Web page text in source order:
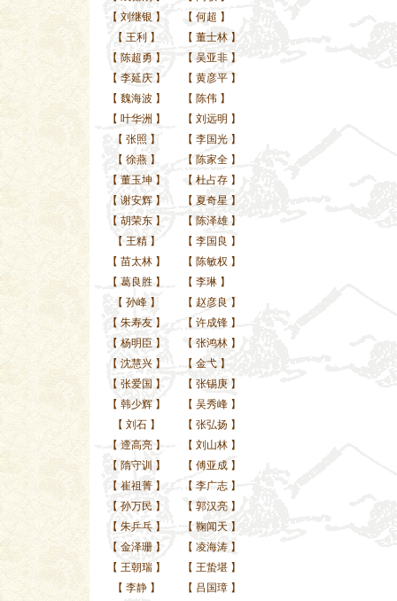
【 刘继银 】 【 何超 】
【 王利 】 【 董士林 】
【 陈超勇 】 【 吴亚非 】
【 李延庆】 【 黄彦平 】
【 魏海波 】 【 陈伟 】
【 叶华洲 】 【 刘远明 】
【 张照 】 【 李国光 】
【 徐燕】 【 陈家全 】
【 董玉坤】 【 杜占存 】
【 谢安辉】 【 夏奇星 】
【 胡荣东】 【 陈泽雄 】
【 王精】 【 李国良 】
【 苗太林】 【 陈敏权 】
【 葛良胜】 【 李琳 】
【 孙峰】 【 赵彦良 】
【 朱寿友】 【 许成锋 】
【 杨明臣 】 【 张鸿林 】
【 沈慧兴】 【 金弋 】
【 张爱国 】 【 张锡庚 】
【 韩少辉】 【 吴秀峰 】
【 刘石】 【 张弘扬 】
【 遆高亮】 【 刘山林 】
【 隋守训 】 【 傅亚成 】
【 崔祖菁】 【 李广志 】
【 孙万民 】 【 郭汉亮 】
【 朱乒乓】 【 鞠闻天 】
【 金泽珊】 【 凌海涛 】
【 王朝瑞】 【 王蛰堪 】
【 李静】 【 吕国璋 】